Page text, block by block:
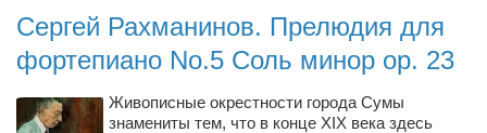
Alfom Studio
Сергей Рахманинов. Прелюдия для
фортепиано No.5 Соль минор op. 23
Живописные окрестности города Сумы
знамениты тем, что в конце XIX века здесь